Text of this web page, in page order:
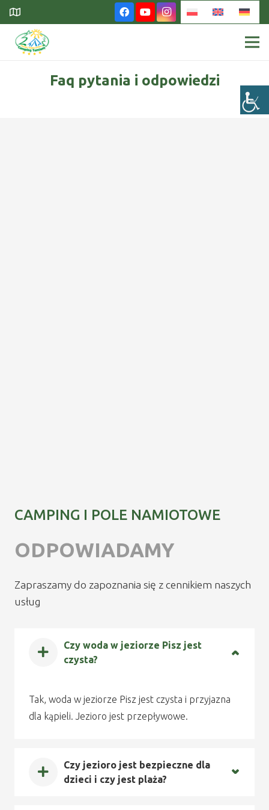
Faq pytania i odpowiedzi
CAMPING I POLE NAMIOTOWE
ODPOWIADAMY
Zapraszamy do zapoznania się z cennikiem naszych
usług
Czy woda w jeziorze Pisz jest
czysta?
Tak, woda w jeziorze Pisz jest czysta i przyjazna
dla kąpieli. Jezioro jest przepływowe.
Czy jezioro jest bezpieczne dla
dzieci i czy jest plaża?